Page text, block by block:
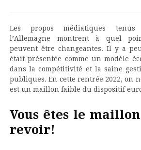
Les propos médiatiques tenus
l’Allemagne montrent à quel
peuvent être changeantes. Il y a
était présentée comme un modèle
dans la compétitivité et la saine
publiques. En cette rentrée 2022, on
est un maillon faible du dispositif
Vous êtes le
revoir!